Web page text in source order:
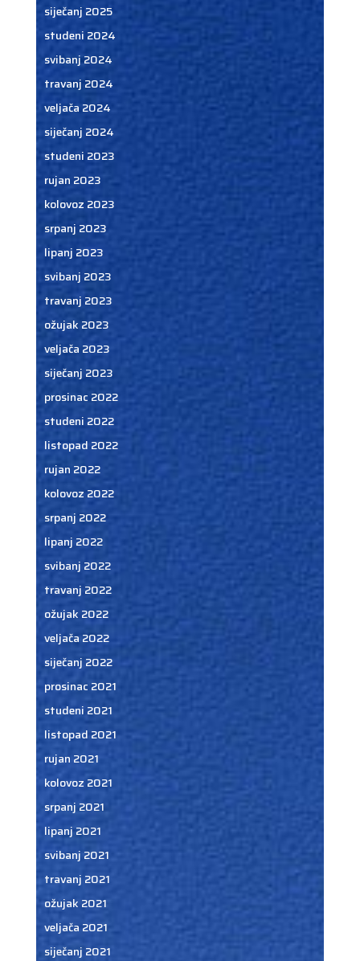
siječanj 2025
studeni 2024
svibanj 2024
travanj 2024
veljača 2024
siječanj 2024
studeni 2023
rujan 2023
kolovoz 2023
srpanj 2023
lipanj 2023
svibanj 2023
travanj 2023
ožujak 2023
veljača 2023
siječanj 2023
prosinac 2022
studeni 2022
listopad 2022
rujan 2022
kolovoz 2022
srpanj 2022
lipanj 2022
svibanj 2022
travanj 2022
ožujak 2022
veljača 2022
siječanj 2022
prosinac 2021
studeni 2021
listopad 2021
rujan 2021
kolovoz 2021
srpanj 2021
lipanj 2021
svibanj 2021
travanj 2021
ožujak 2021
veljača 2021
siječanj 2021